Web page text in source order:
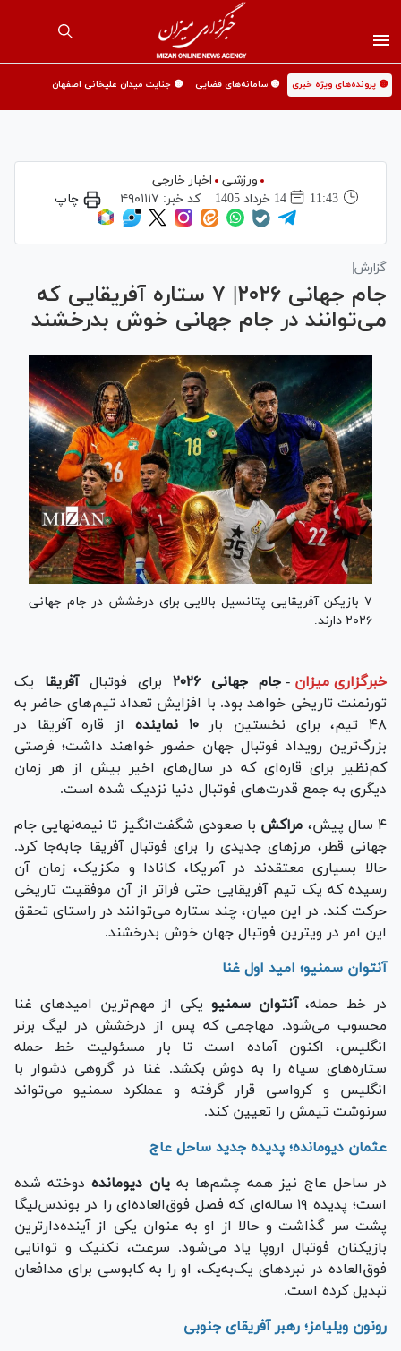
🟡 پرونده‌های ویژه خبری 🟡 سامانه‌های قضایی 🟡 جنایت میدان علیخانی اصفهان
ورزشی
اخبار خارجی
11:43
14 خرداد 1405 کد خبر: ۴۹۰۱۱۱۷ چاپ
گزارش|
جام جهانی ۲۰۲۶| ۷ ستاره آفریقایی که
می‌توانند در جام جهانی خوش بدرخشند
۷ بازیکن آفریقایی پتانسیل بالایی برای درخشش در جام جهانی
۲۰۲۶ دارند.
خبرگزاری میزان - جام جهانی ۲۰۲۶ برای فوتبالآفریقا یک
تورنمنت تاریخی خواهد بود. با افزایش تعداد تیم‌های حاضر به
۴۸ تیم، برای نخستین بار
۱۰ نماینده
از قاره آفریقا در
بزرگ‌ترین رویداد فوتبال جهان حضور خواهند داشت؛ فرصتی
کم‌نظیر برای قاره‌ای که در سال‌های اخیر بیش از هر زمان
دیگری به جمع قدرت‌های فوتبال دنیا نزدیک شده است.
۴ سال پیش،
مراکش با صعودی شگفت‌انگیز تا نیمه‌نهایی جام
جهانی قطر، مرز‌های جدیدی را برای فوتبال آفریقا جابه‌جا کرد.
حالا بسیاری معتقدند در آمریکا، کانادا و مکزیک، زمان آن
رسیده که یک تیم آفریقایی حتی فراتر از آن موفقیت تاریخی
حرکت کند. در این میان، چند ستاره می‌توانند در راستای تحقق
این امر در ویترین فوتبال جهان خوش بدرخشند.
آنتوان سمنیو؛ امید اول غنا
در خط حمله،آنتوان سمنیو یکی از مهم‌ترین امید‌های غنا
محسوب می‌شود. مهاجمی که پس از درخشش در لیگ برتر
انگلیس، اکنون آماده است تا بار مسئولیت خط حمله
ستاره‌های سیاه را به دوش بکشد. غنا در گروهی دشوار با
انگلیس و کرواسی قرار گرفته و عملکرد سمنیو می‌تواند
سرنوشت تیمش را تعیین کند.
عثمان دیومانده؛ پدیده جدید ساحل عاج
در ساحل عاج نیز همه چشم‌ها بهیان دیوماندهدوخته شده
است؛ پدیده ۱۹ ساله‌ای که فصل فوق‌العاده‌ای را در بوندس‌لیگا
پشت سر گذاشت و حالا از او به عنوان یکی از آینده‌دارترین
بازیکنان فوتبال اروپا یاد می‌شود. سرعت، تکنیک و توانایی
فوق‌العاده در نبرد‌های یک‌به‌یک، او را به کابوسی برای مدافعان
تبدیل کرده است.
رونون ویلیامز؛ رهبر آفریقای جنوبی